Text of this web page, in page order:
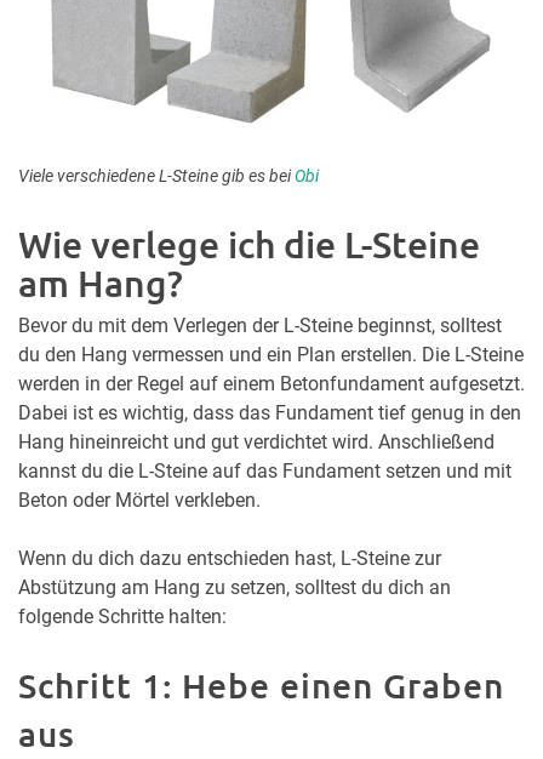
Viele verschiedene L-Steine gib es beiObi
Wie verlege ich die L-Steine
am Hang?
Bevor du mit dem Verlegen der L-Steine beginnst, solltest
du den Hang vermessen und ein Plan erstellen. Die L-Steine
werden in der Regel auf einem Betonfundament aufgesetzt.
Dabei ist es wichtig, dass das Fundament tief genug in den
Hang hineinreicht und gut verdichtet wird. Anschließend
kannst du die L-Steine auf das Fundament setzen und mit
Beton oder Mörtel verkleben.
Wenn du dich dazu entschieden hast, L-Steine zur
Abstützung am Hang zu setzen, solltest du dich an
folgende Schritte halten:
Schritt 1: Hebe einen Graben
aus